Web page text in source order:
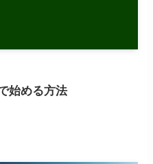
始める方法